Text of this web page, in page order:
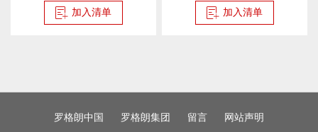
加入清单 加入清单
罗格朗中国 罗格朗集团 留言 网站声明